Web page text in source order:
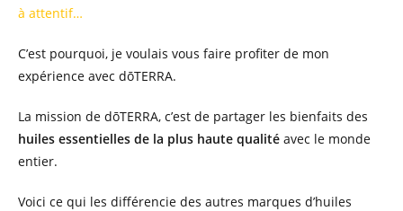
à attentif…
C’est pourquoi, je voulais vous faire profiter de mon
expérience avec dōTERRA.
La mission de dōTERRA, c’est de partager les bienfaits des
huiles essentielles de la plus haute qualité avec le monde
entier.
Voici ce qui les différencie des autres marques d’huiles